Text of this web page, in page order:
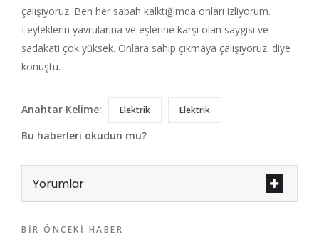
çalışıyoruz. Ben her sabah kalktığımda onları izliyorum.
Leyleklerin yavrularına ve eşlerine karşı olan saygısı ve
sadakati çok yüksek. Onlara sahip çıkmaya çalışıyoruz' diye
konuştu.
Anahtar Kelime: Elektrik Elektrik
Bu haberleri okudun mu?
Yorumlar
BIR ÖNCEKI HABER